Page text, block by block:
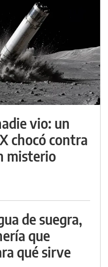
vio: un
chocó contra
misterio
de suegra,
que
qué sirve